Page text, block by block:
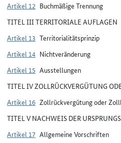
Artikel 12 Buchmäßige Trennung
TITEL III TERRITORIALE AUFLAGEN
Artikel 13 Territorialitätsprinzip
Artikel 14 Nichtveränderung
Artikel 15 Ausstellungen
TITEL IV ZOLLRÜCKVERGÜTUNG
Artikel 16 Zollrückvergütung oder
TITEL V NACHWEIS DER
Artikel 17 Allgemeine Vorschriften